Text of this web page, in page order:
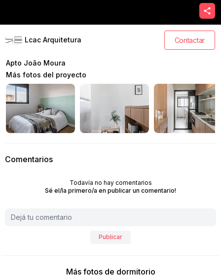
Lcac Arquitetura Contactar
Apto João Moura
Más fotos del proyecto
Comentarios
Todavía no hay comentarios
Sé el/la primero/a en publicar un comentario!
Publicar
Más fotos de dormitorio